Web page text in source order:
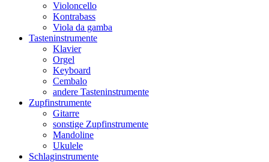
Violoncello
Kontrabass
Viola da gamba
Tasteninstrumente
Klavier
Orgel
Keyboard
Cembalo
andere Tasteninstrumente
Zupfinstrumente
Gitarre
sonstige Zupfinstrumente
Mandoline
Ukulele
Schlaginstrumente